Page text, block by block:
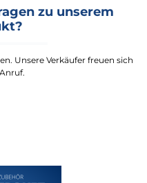
zu unserem
Unsere Verkäufer freuen sich